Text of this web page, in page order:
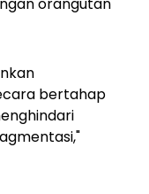
bertahap